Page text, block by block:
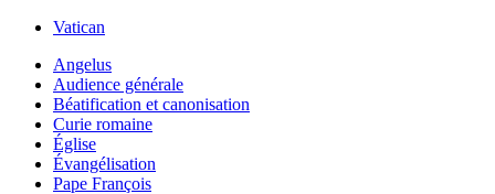
Vatican
Angelus
Audience générale
Béatification et canonisation
Curie romaine
Église
Évangélisation
Pape François